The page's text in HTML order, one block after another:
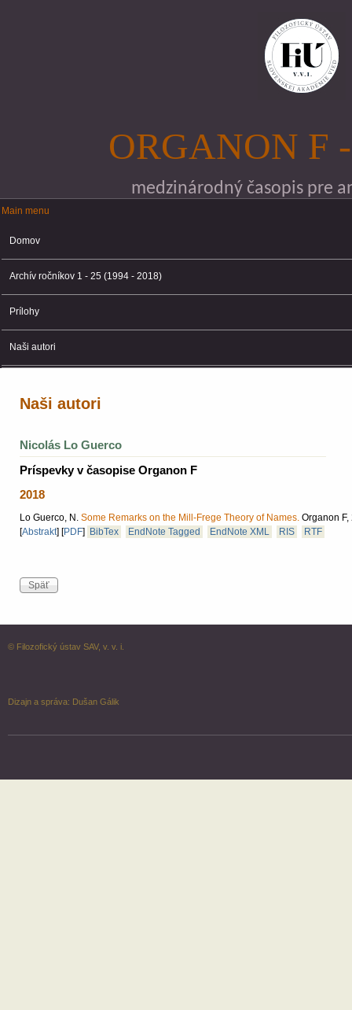
ORGANON F
medzinárodný časopis pre
Main menu
Main menu
Domov
Archív ročníkov 1 - 25 (1994 - 2018)
Prílohy
Naši autori
Naši autori
Nicolás Lo Guerco
Príspevky v časopise Organon F
2018
Lo Guerco, N. Some Remarks on the Mill-Frege Theory of Names. Organon F,
[Abstrakt] [PDF] BibTex EndNote Tagged EndNote XML RIS RTF
© Filozofický ústav SAV, v. v. i.
Dizajn a správa: Dušan Gálik